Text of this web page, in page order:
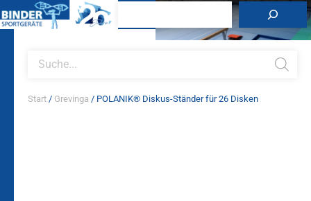
Inhalt
search
Start / Grevinga / POLANIK® Diskus-Ständer für 26 Disken